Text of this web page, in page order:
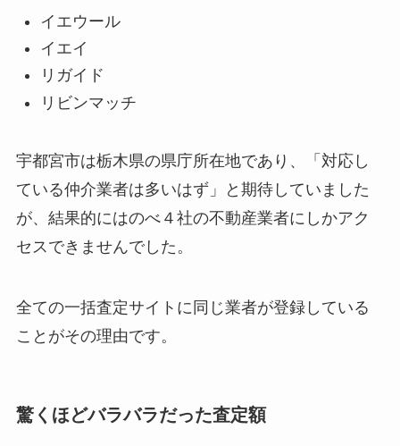
イエウール
イエイ
リガイド
リビンマッチ
宇都宮市は栃木県の県庁所在地であり、「対応し
ている仲介業者は多いはず」と期待していました
が、結果的にはのべ４社の不動産業者にしかアク
セスできませんでした。
全ての一括査定サイトに同じ業者が登録している
ことがその理由です。
驚くほどバラバラだった査定額